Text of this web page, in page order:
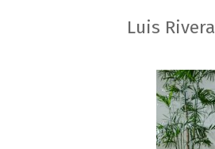
Luis Rivera